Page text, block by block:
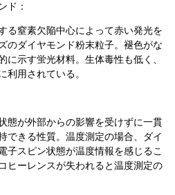
ド：
る窒素欠陥中心によって赤い発光を
のダイヤモンド粉末粒子。褪色がな
に示す蛍光材料。生体毒性も低く、
利用されている。
態が外部からの影響を受けずに一貫
できる性質。温度測定の場合、ダイ
子スピン状態が温度情報を感じるこ
ヒーレンスが失われると温度測定の